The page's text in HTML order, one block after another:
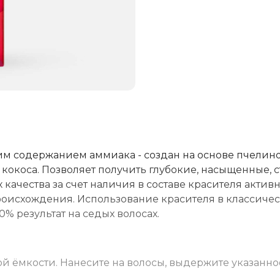
содержанием аммиака - создан на основе
Позволяет получить глубокие, насыщенные,
за счет наличия в составе красителя
Использование красителя в
результат на седых волосах.
ёмкости. Нанесите на волосы, выдержите